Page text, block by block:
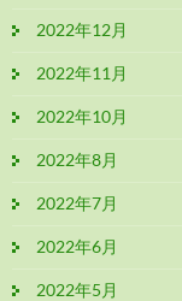
2022年12月
2022年11月
2022年10月
2022年8月
2022年7月
2022年6月
2022年5月